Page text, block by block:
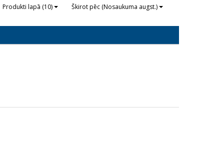
Produkti lapā (10) Škirot pēc (Nosaukuma augst.)